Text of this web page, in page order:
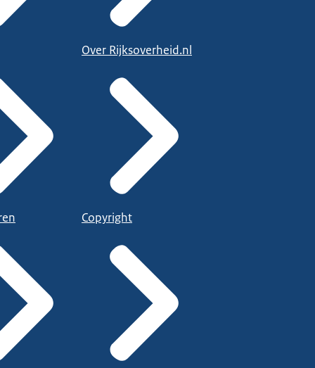
Over Rijksoverheid.nl
Copyright